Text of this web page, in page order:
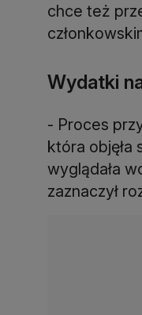
chce też
Wydatki
- Proces
która
wyglądała
zaznaczył